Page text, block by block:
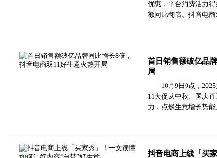
优惠，平台消费活力
额同比翻倍。抖音电
首日销售额破亿品
局
10月9日0点，
11大促从中秋、国庆
力，点燃生意增长势
抖音电商上线「买